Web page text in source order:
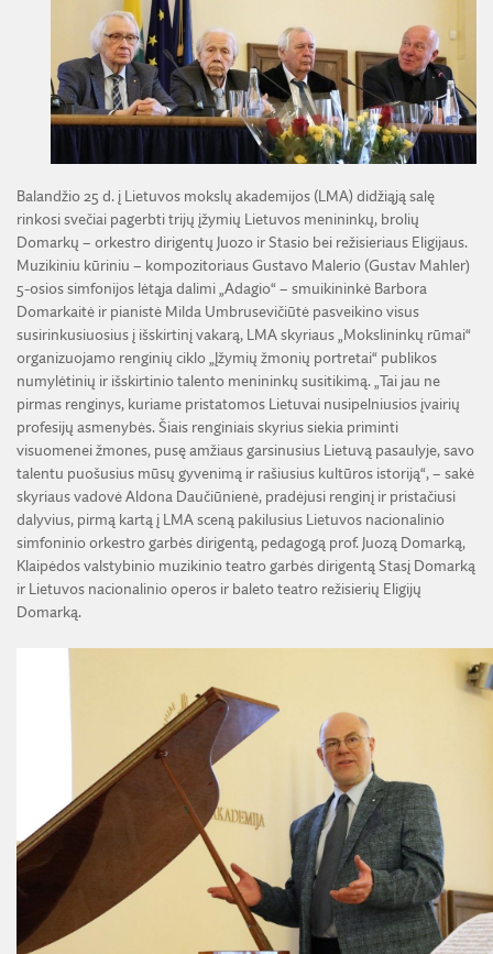
VIRTUALI LMA
TECHNIKOS MOKSLŲ SKYRIUS
JAUNOJI AKADEMIJA
SKYRIAI IR PADALINIAI
PAREIGYBIŲ APRAŠYMAS IR ATLIEKAMOS FUNKCIJOS
ŠVIESAUS ATMINIMO LMA NARIAI
BENDRADARBIAVIMO SUTARTYS
MOKSLININKO ETIKOS KODEKSAS
KORUPCIJOS PREVENCIJA
PRANEŠĖJŲ APSAUGA
BENDRADARBIAVIMAS SU REGIONAIS
LMA IR AKADEMIKAI ŽINIASKLAIDOJE
PASLAUGOS
ES SF PARAMA LMA
FINANSŲ KONTROLĖS TAISYKLĖS
ŪKIO SUBJEKTŲ PRIEŽIŪRA
TARNYBINIAI LENGVIEJI AUTOMOBILIAI
LĖŠOS VEIKLAI VIEŠINTI
Balandžio 25 d. į Lietuvos mokslų akademijos (LMA) didžiąją salę
rinkosi svečiai pagerbti trijų įžymių Lietuvos menininkų, brolių
Domarkų – orkestro dirigentų Juozo ir Stasio bei režisieriaus Eligijaus.
Muzikiniu kūriniu – kompozitoriaus Gustavo Malerio (Gustav Mahler)
5-osios simfonijos lėtąja dalimi „Adagio“ – smuikininkė Barbora
Domarkaitė ir pianistė Milda Umbrusevičiūtė pasveikino visus
susirinkusiuosius į išskirtinį vakarą, LMA skyriaus „Mokslininkų rūmai“
organizuojamo renginių ciklo „Įžymių žmonių portretai“ publikos
numylėtinių ir išskirtinio talento menininkų susitikimą. „Tai jau ne
pirmas renginys, kuriame pristatomos Lietuvai nusipelniusios įvairių
profesijų asmenybės. Šiais renginiais skyrius siekia priminti
visuomenei žmones, pusę amžiaus garsinusius Lietuvą pasaulyje, savo
talentu puošusius mūsų gyvenimą ir rašiusius kultūros istoriją“, – sakė
skyriaus vadovė Aldona Daučiūnienė, pradėjusi renginį ir pristačiusi
dalyvius, pirmą kartą į LMA sceną pakilusius Lietuvos nacionalinio
simfoninio orkestro garbės dirigentą, pedagogą prof. Juozą Domarką,
Klaipėdos valstybinio muzikinio teatro garbės dirigentą Stasį Domarką
ir Lietuvos nacionalinio operos ir baleto teatro režisierių Eligijų
Domarką.